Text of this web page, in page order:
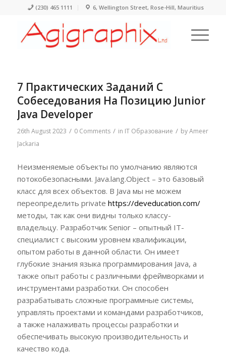
(230) 465 1111 6, Wellington Street, Rose-Hill, Mauritius
7 Практических Заданий С
Собеседования На Позицию Junior
Java Developer
26th August 2023 / 0 Comments / in IT Образование / byAmeer
Jackaria
Неизменяемые объекты по умолчанию являются
потокобезопасными. Java.lang.Object – это базовый
класс для всех объектов. В Java мы не можем
переопределить private https://deveducation.com/
методы, так как они видны только классу-
владельцу. Разработчик Senior – опытный IT-
специалист с высоким уровнем квалификации,
опытом работы в данной области. Он имеет
глубокие знания языка программирования Java, а
также опыт работы с различными фреймворками и
инструментами разработки. Он способен
разрабатывать сложные программные системы,
управлять проектами и командами разработчиков,
а также налаживать процессы разработки и
обеспечивать высокую производительность и
качество кода.